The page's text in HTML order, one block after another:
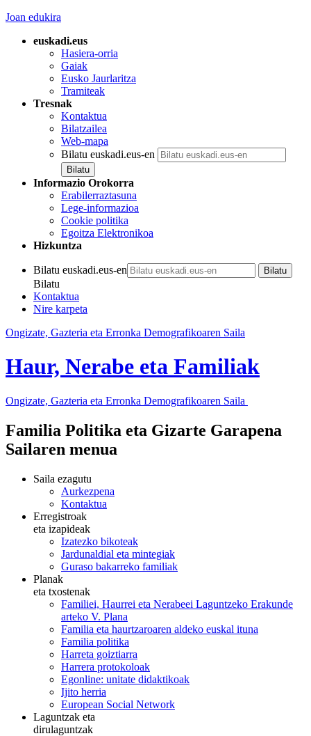
Joan edukira
euskadi.eus
Hasiera-orria
Gaiak
Eusko Jaurlaritza
Tramiteak
Tresnak
Kontaktua
Bilatzailea
Web-mapa
Bilatu euskadi.eus-en
Informazio Orokorra
Erabilerraztasuna
Lege-informazioa
Cookie politika
Egoitza Elektronikoa
Hizkuntza
Bilatu euskadi.eus-en
Bilatu
Kontaktua
Nire karpeta
Ongizate, Gazteria eta Erronka Demografikoaren Saila
Haur, Nerabe eta Familiak
Ongizate, Gazteria eta Erronka Demografikoaren Saila
Familia Politika eta Gizarte Garapena
Sailaren menua
Saila ezagutu
Aurkezpena
Kontaktua
Erregistroak
eta izapideak
Izatezko bikoteak
Jardunaldial eta mintegiak
Guraso bakarreko familiak
Planak
eta txostenak
Familiei, Haurrei eta Nerabeei Laguntzeko Erakunde
arteko V. Plana
Familia eta haurtzaroaren aldeko euskal ituna
Familia politika
Harreta goiztiarra
Harrera protokoloak
Egonline: unitate didaktikoak
Ijito herria
European Social Network
Laguntzak eta
dirulaguntzak